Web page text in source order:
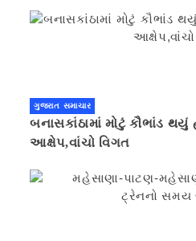
ગુજરાત સમાચાર
બનાસકાંઠામાં મોટું કૌભાંડ થયું
આક્ષેપ,વાંચો વિગત